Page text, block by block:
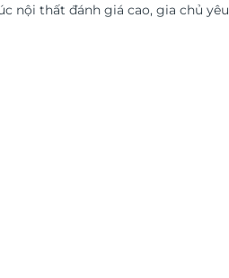
nội thất đánh giá cao, gia chủ yêu